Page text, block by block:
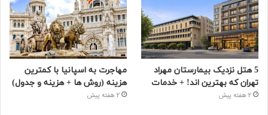
5 هتل نزدیک بیمارستان مهراد
تهران که بهترین‌ اند! + خدمات
2 هفته پیش
مهاجرت به اسپانیا با کمترین
هزینه (روش ها + هزینه و جدول)
2 هفته پیش